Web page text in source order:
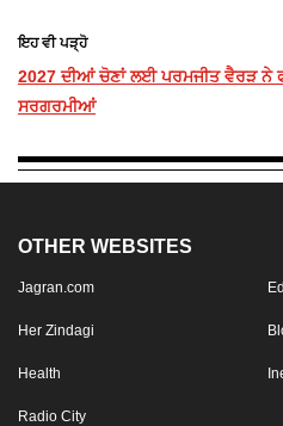
ਇਹ ਵੀ ਪੜ੍ਹੋ
2027 ਦੀਆਂ ਚੋਣਾਂ ਲਈ ਪਰਮਜੀਤ ਵੈਰੜ ਨੇ
ਸਰਗਰਮੀਆਂ
OTHER WEBSITES
Jagran.com
Her Zindagi
Health
Radio City